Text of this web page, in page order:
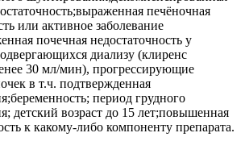
печёночная
или активное заболевание
почечная недостаточность у
диализу (клиренс
30 мл/мин), прогрессирующие
в т.ч. подтвержденная
период грудного
детский возраст до 15 лет;повышенная
к какому-либо компоненту препарата.